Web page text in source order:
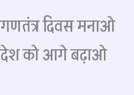
गणतंत्र दिवस मनाओ
देश को आगे बढ़ाओ